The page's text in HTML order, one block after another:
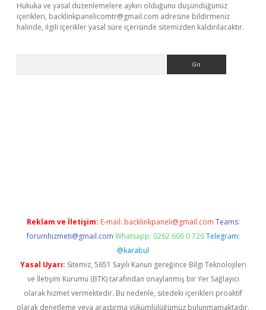
Hukuka ve yasal düzenlemelere aykırı olduğunu düşündüğünüz
içerikleri, backlinkpanelicomtr@gmail.com adresine bildirmeniz
halinde, ilgili içerikler yasal süre içerisinde sitemizden kaldırılacaktır.
Reklam ve İletişim: E-mail: backlinkpaneli@gmail.com Teams:
forumhizmeti@gmail.com Whatsapp: 0262 606 0 726 Telegram:
@karabul
Yasal Uyarı: Sitemiz, 5651 Sayılı Kanun gereğince Bilgi Teknolojileri
ve İletişim Kurumu (BTK) tarafından onaylanmış bir Yer Sağlayıcı
olarak hizmet vermektedir. Bu nedenle, sitedeki içerikleri proaktif
olarak denetleme veya araştırma yükümlülüğümüz bulunmamaktadır.